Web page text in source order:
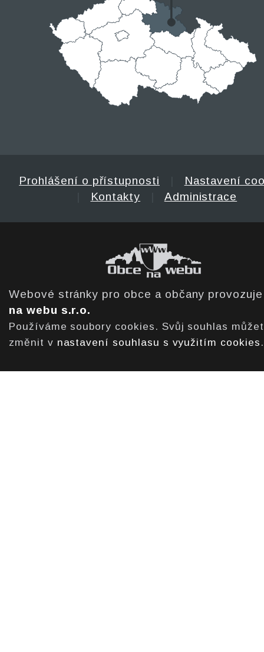
Prohlášení o přístupnosti
Nastavení
Kontakty Administrace
Webové stránky pro obce a občany
na webu s.r.o.
Používáme soubory cookies. Svůj souhlas
změnit v nastavení souhlasu s využitím cookies .